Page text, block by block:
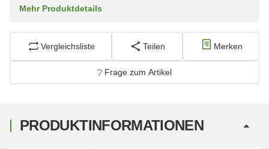
Mehr Produktdetails
Vergleichsliste Teilen Merken
Frage zum Artikel
PRODUKTINFORMATIONEN